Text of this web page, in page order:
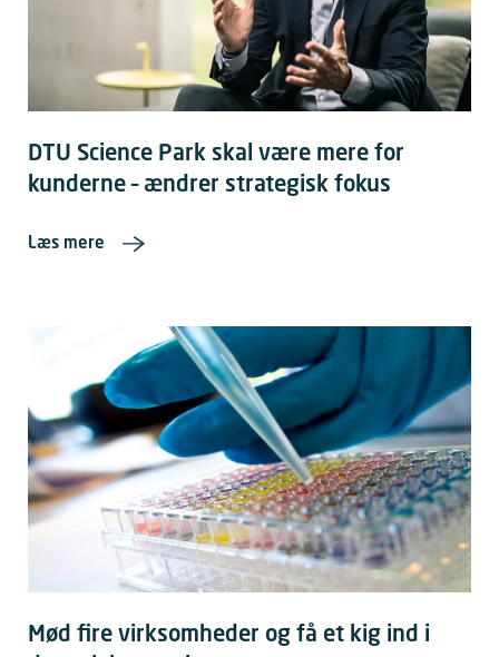
DTU Science Park skal være mere for
kunderne – ændrer strategisk fokus
Læs mere
Mød fire virksomheder og få et kig ind i